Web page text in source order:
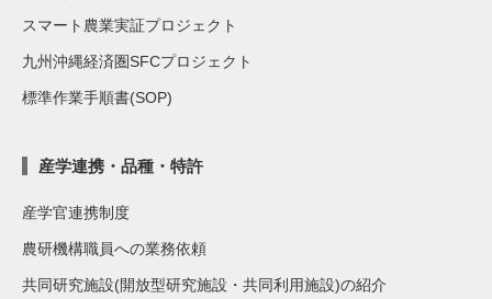
スマート農業実証プロジェクト
九州沖縄経済圏SFCプロジェクト
標準作業手順書(SOP)
産学連携・品種・特許
産学官連携制度
農研機構職員への業務依頼
共同研究施設(開放型研究施設・共同利用施設)の紹介